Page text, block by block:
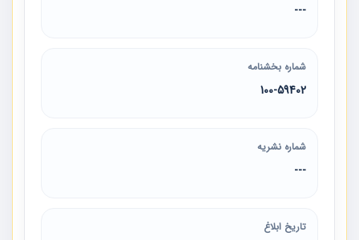
---
شماره بخشنامه
100-59402
شماره نشریه
---
تاریخ ابلاغ